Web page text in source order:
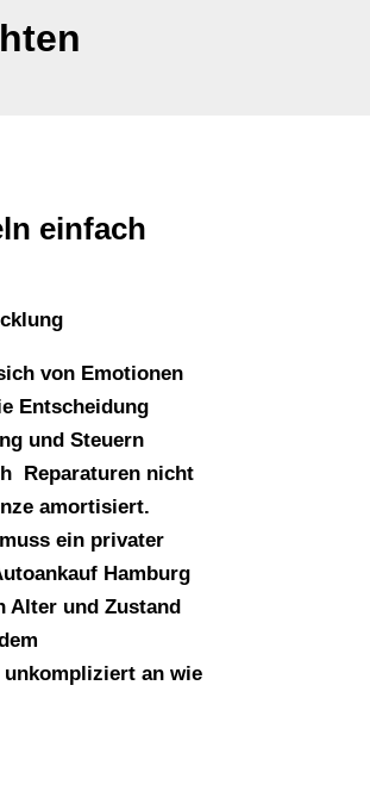
einfach
von Emotionen
Entscheidung
und Steuern
Reparaturen nicht
amortisiert.
ein privater
Hamburg
Alter und Zustand
unkompliziert an wie